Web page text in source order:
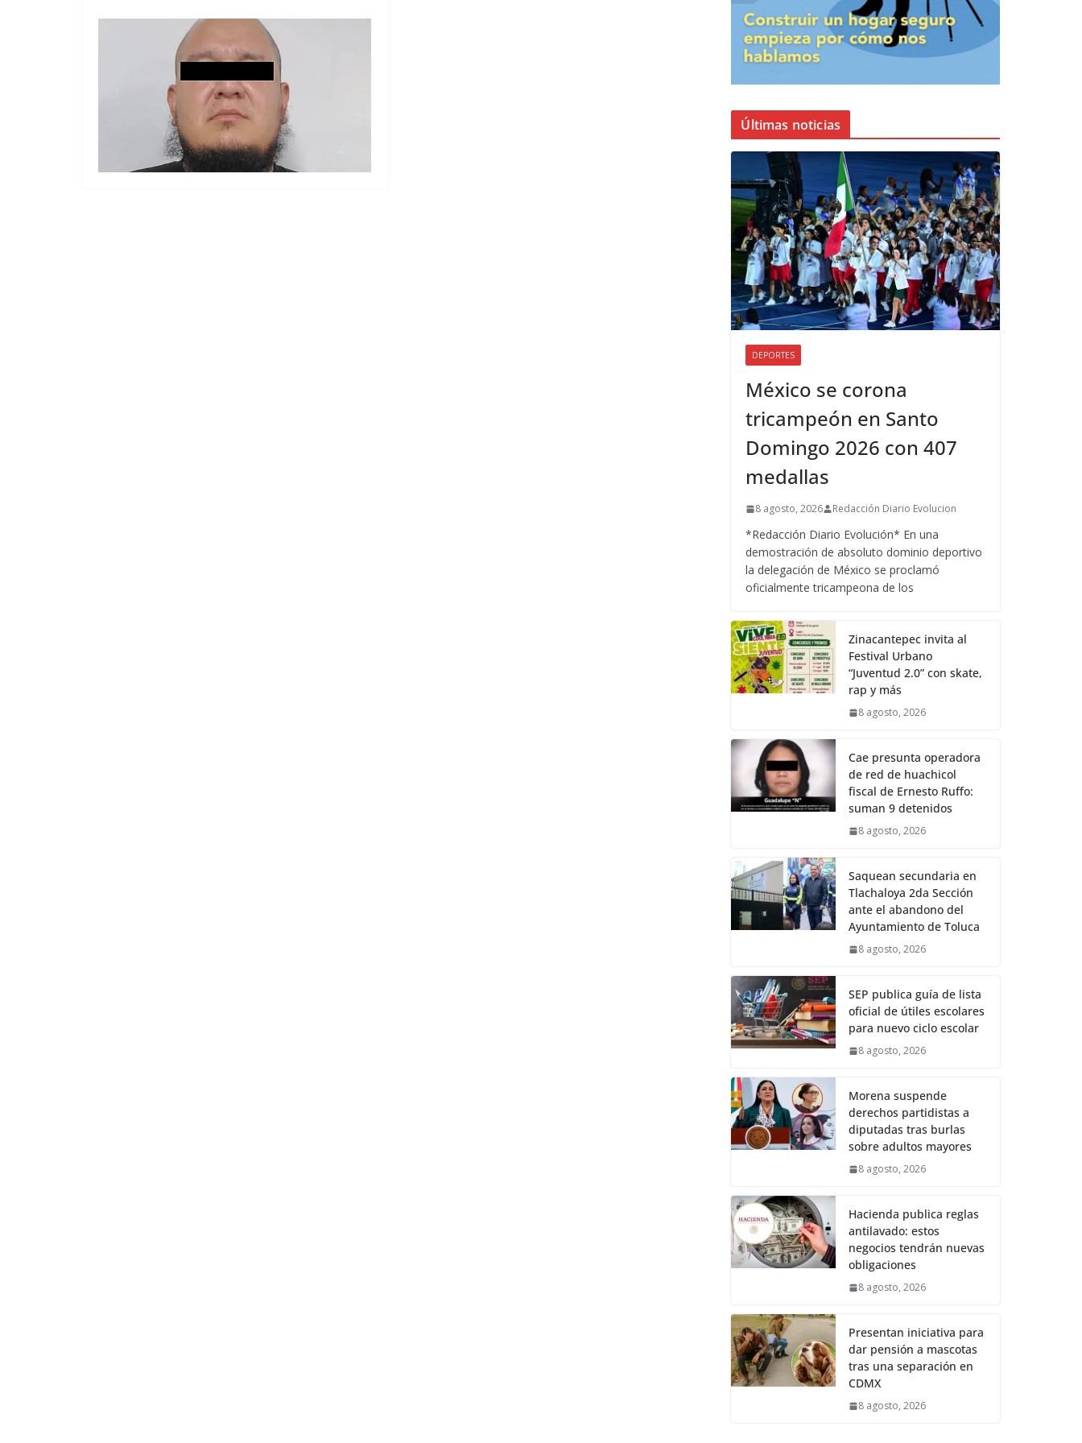
Últimas noticias
DEPORTES
México se corona
tricampeón en Santo
Domingo 2026 con 407
medallas
8 agosto, 2026 Redacción Diario Evolucion
*Redacción Diario Evolución* En una
demostración de absoluto dominio deportivo
la delegación de México se proclamó
oficialmente tricampeona de los
Zinacantepec invita al
Festival Urbano
“Juventud 2.0” con skate,
rap y más
8 agosto, 2026
Cae presunta operadora
de red de huachicol
fiscal de Ernesto Ruffo:
suman 9 detenidos
8 agosto, 2026
Saquean secundaria en
Tlachaloya 2da Sección
ante el abandono del
Ayuntamiento de Toluca
8 agosto, 2026
SEP publica guía de lista
oficial de útiles escolares
para nuevo ciclo escolar
8 agosto, 2026
Morena suspende
derechos partidistas a
diputadas tras burlas
sobre adultos mayores
8 agosto, 2026
Hacienda publica reglas
antilavado: estos
negocios tendrán nuevas
obligaciones
8 agosto, 2026
Presentan iniciativa para
dar pensión a mascotas
tras una separación en
CDMX
8 agosto, 2026